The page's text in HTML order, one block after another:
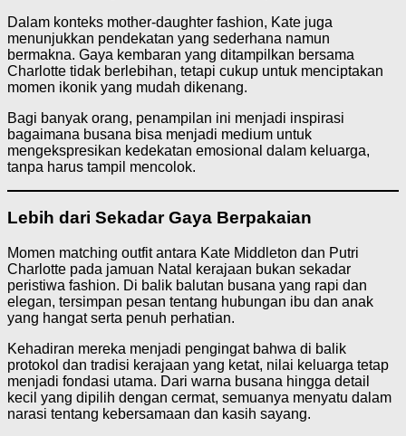
Dalam konteks mother-daughter fashion, Kate juga
menunjukkan pendekatan yang sederhana namun
bermakna. Gaya kembaran yang ditampilkan bersama
Charlotte tidak berlebihan, tetapi cukup untuk menciptakan
momen ikonik yang mudah dikenang.
Bagi banyak orang, penampilan ini menjadi inspirasi
bagaimana busana bisa menjadi medium untuk
mengekspresikan kedekatan emosional dalam keluarga,
tanpa harus tampil mencolok.
Lebih dari Sekadar Gaya Berpakaian
Momen matching outfit antara Kate Middleton dan Putri
Charlotte pada jamuan Natal kerajaan bukan sekadar
peristiwa fashion. Di balik balutan busana yang rapi dan
elegan, tersimpan pesan tentang hubungan ibu dan anak
yang hangat serta penuh perhatian.
Kehadiran mereka menjadi pengingat bahwa di balik
protokol dan tradisi kerajaan yang ketat, nilai keluarga tetap
menjadi fondasi utama. Dari warna busana hingga detail
kecil yang dipilih dengan cermat, semuanya menyatu dalam
narasi tentang kebersamaan dan kasih sayang.